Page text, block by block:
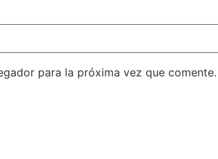
para la próxima vez que comente.